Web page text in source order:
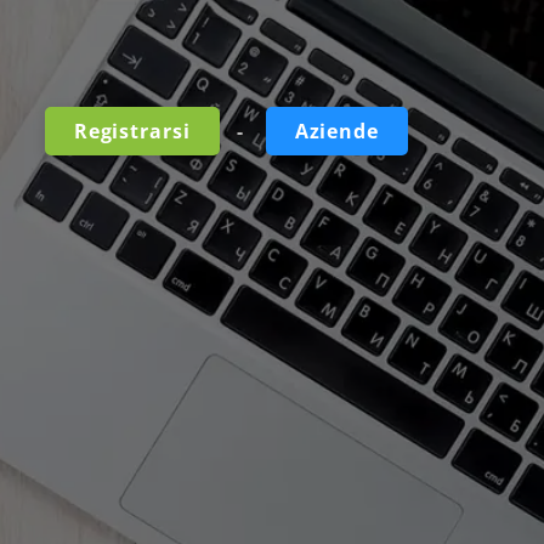
Registrarsi - Aziende